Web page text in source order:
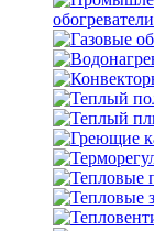
обогреватели